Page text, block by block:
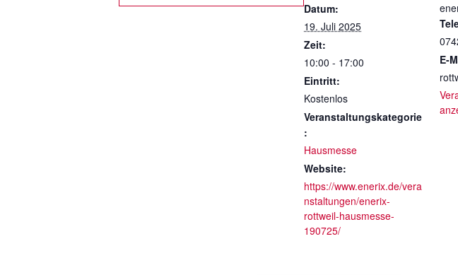
Datum:
19. Juli 2025
Zeit:
10:00 - 17:00
Eintritt:
Kostenlos
Veranstaltungskategorie
:
Hausmesse
Website:
https://www.enerix.de/vera
nstaltungen/enerix-
rottweil-hausmesse-
190725/
E-